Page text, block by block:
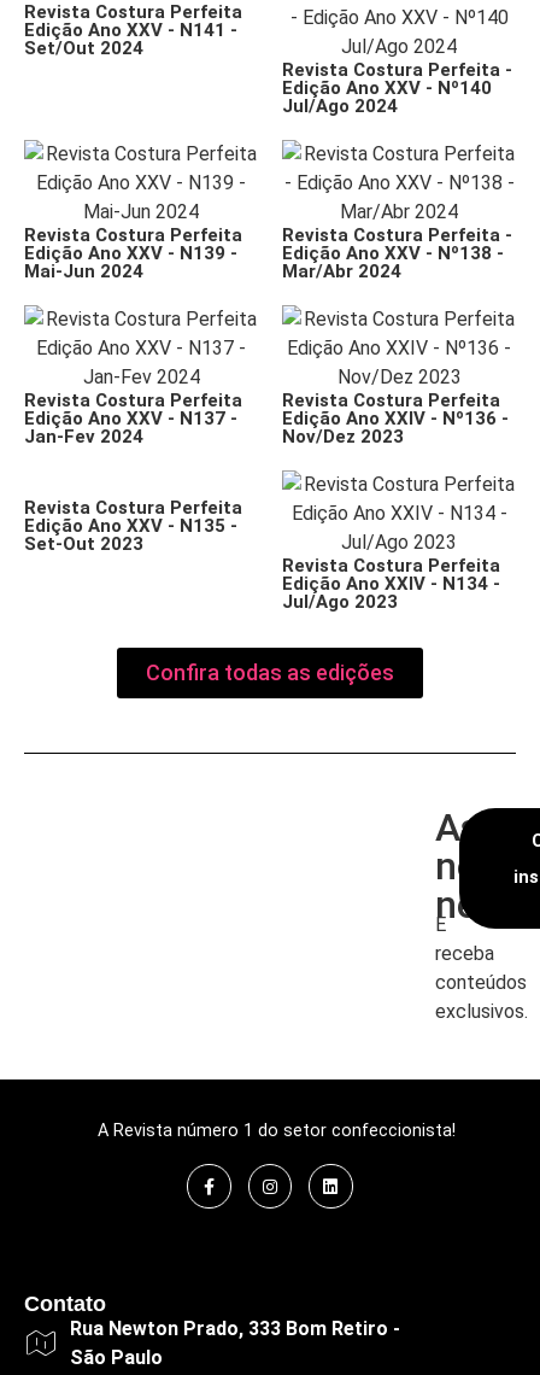
Revista Costura Perfeita
Edição Ano XXV - N141 -
Set/Out 2024
Revista Costura Perfeita -
Edição Ano XXV - Nº140
Jul/Ago 2024
Revista Costura Perfeita
Edição Ano XXV - N139 -
Mai-Jun 2024
Revista Costura Perfeita -
Edição Ano XXV - Nº138 -
Mar/Abr 2024
Revista Costura Perfeita
Edição Ano XXV - N137 -
Jan-Fev 2024
Revista Costura Perfeita
Edição Ano XXIV - Nº136 -
Nov/Dez 2023
Revista Costura Perfeita
Edição Ano XXV - N135 -
Set-Out 2023
Revista Costura Perfeita
Edição Ano XXIV - N134 -
Jul/Ago 2023
Confira todas as edições
nossa
E
receba
conteúdos
exclusivos.
A Revista número 1 do setor confeccionista!
Contato
Rua Newton Prado, 333 Bom Retiro -
São Paulo